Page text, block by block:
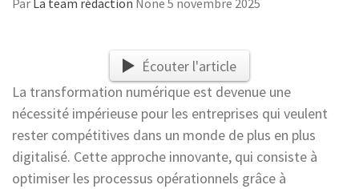
Par La team rédaction None 5 novembre 2025
Écouter l'article
La transformation numérique est devenue une
nécessité impérieuse pour les entreprises qui veulent
rester compétitives dans un monde de plus en plus
digitalisé. Cette approche innovante, qui consiste à
optimiser les processus opérationnels grâce à